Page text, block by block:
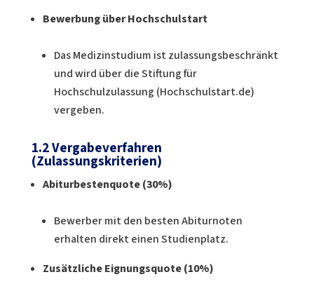
Bewerbung über Hochschulstart
Das Medizinstudium ist zulassungsbeschränkt
und wird über die Stiftung für
Hochschulzulassung (Hochschulstart.de)
vergeben.
1.2Vergabeverfahren
(Zulassungskriterien)
Abiturbestenquote (30%)
Bewerber mit den besten Abiturnoten
erhalten direkt einen Studienplatz.
Zusätzliche Eignungsquote (10%)